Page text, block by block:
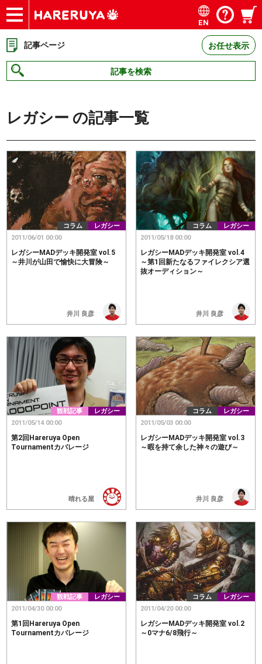
ショップ
買取
記事
デッキ検索
デッキ構築
選手一覧
店舗一覧
イベント
お問い合わせ
EN
記事ページ お任せ表示
記事を検索
レガシー の記事一覧
コラム レガシー
井川 良彦
レガシーMADデッキ開発室 vol.5
～井川が山田で愉快に大冒険～
2011/06/01 00:00
コラム レガシー
井川 良彦
レガシーMADデッキ開発室 vol.4
～第1回新たなるファイレクシア選
抜オーディション～
2011/05/18 00:00
観戦記事 レガシー
晴れる屋
第2回Hareruya Open
Tournamentカバレージ
2011/05/14 00:00
コラム レガシー
井川 良彦
レガシーMADデッキ開発室 vol.3
～暇を持て余した神々の遊び～
2011/05/03 00:00
観戦記事 レガシー
第1回Hareruya Open
Tournamentカバレージ
2011/04/30 00:00
コラム レガシー
レガシーMADデッキ開発室 vol.2
～0マナ6/8飛行～
2011/04/20 00:00